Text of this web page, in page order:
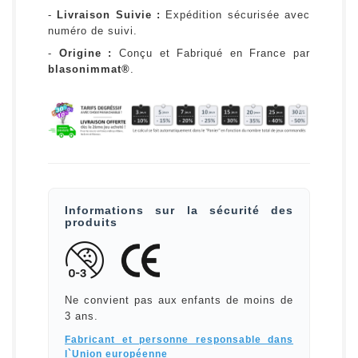
- Livraison Suivie :
Expédition sécurisée avec
numéro de suivi.
- Origine :
Conçu et Fabriqué en France par
blasonimmat®.
Informations sur la sécurité des
produits
Ne convient pas aux enfants de moins de
3 ans.
Fabricant et personne responsable dans
l`Union européenne